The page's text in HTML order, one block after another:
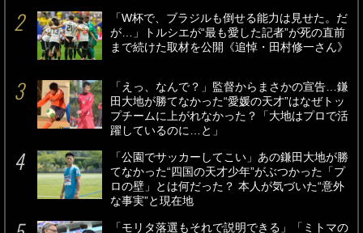
「W杯で、ブラジルも倒せる能力は見せた。だ
が…」トルシエが“最も愛した記者”が死の直前
まで続けた取材を公開《追悼・田村修一さん》
「えっ、なんで？」監督からまさかの宣告…鎌
田大地が勝てなかった“愛媛の天才”はなぜトッ
プチームに上がれなかった？「大地はプロで活
躍しているのに…と」
「公園でサッカーしてこい」あの鎌田大地が勝
てなかった“四国の天才少年”がぶつかった「プ
ロの壁」とは何だった？ 本人が気づいた“意外
な事実”と現在地
「モリタ落選もそれで説明できる」「ミトマの